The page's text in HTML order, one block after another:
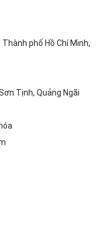
phố Hồ Chí Minh,
Tịnh, Quảng Ngãi